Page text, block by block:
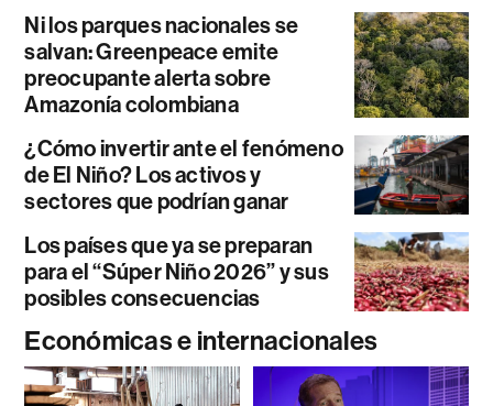
Ni los parques nacionales se
salvan: Greenpeace emite
preocupante alerta sobre
Amazonía colombiana
¿Cómo invertir ante el fenómeno
de El Niño? Los activos y
sectores que podrían ganar
Los países que ya se preparan
para el “Súper Niño 2026” y sus
posibles consecuencias
Económicas e internacionales